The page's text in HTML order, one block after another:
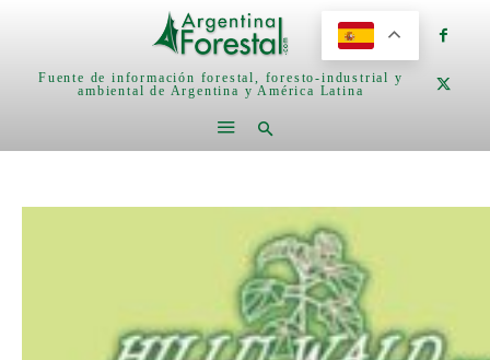
Fuente de información forestal, foresto-industrial y
ambiental de Argentina y América Latina